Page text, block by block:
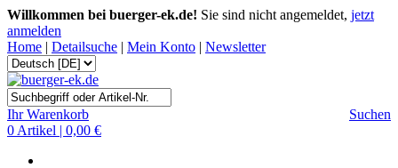
Willkommen bei buerger-ek.de! Sie sind nicht angemeldet, jetzt
anmelden
Home | Detailsuche | Mein Konto | Newsletter
Suchen
Ihr Warenkorb
0 Artikel | 0,00 €